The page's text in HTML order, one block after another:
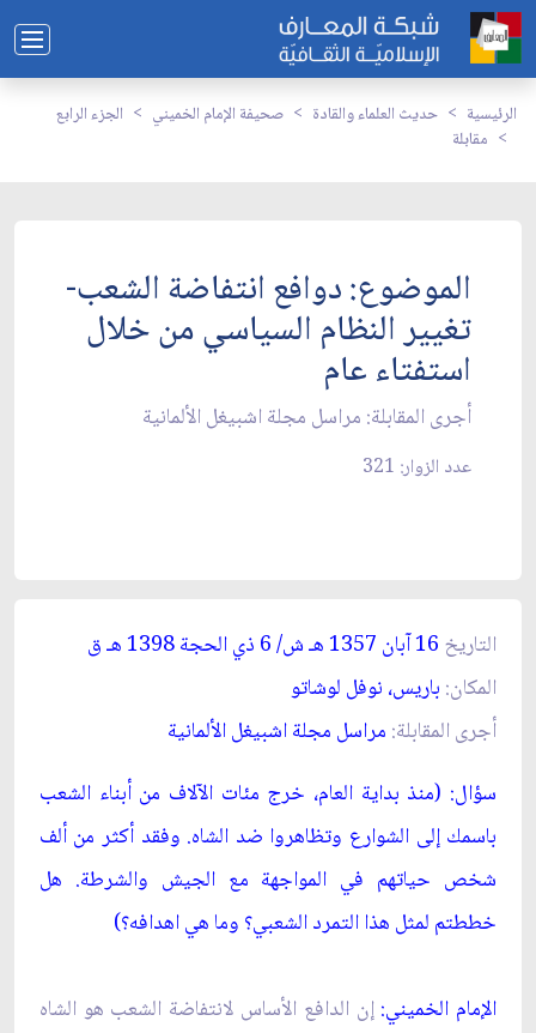
الرئيسية حديث العلماء والقادة صحيفة الإمام الخميني
الجزء الرابع
مقابلة
الموضوع: دوافع انتفاضة الشعب-
تغيير النظام السياسي من خلال
استفتاء عام‏
أجرى المقابلة: مراسل مجلة اشبيغل الألمانية
عدد الزوار: 321
التاريخ 16 آبان 1357 ه ـش/ 6 ذي الحجة 1398 ه ـق‏
المكان: باريس، نوفل لوشاتو
أجرى المقابلة: مراسل مجلة اشبيغل الألمانية
سؤال: (منذ بداية العام، خرج مئات الآلاف من أبناء الشعب
باسمك إلى الشوارع وتظاهروا ضد الشاه. وفقد أكثر من ألف
شخص حياتهم في المواجهة مع الجيش والشرطة. هل
خططتم لمثل هذا التمرد الشعبي؟ وما هي اهدافه؟)
الإمام الخميني: إن الدافع الأساس لانتفاضة الشعب هو الشاه